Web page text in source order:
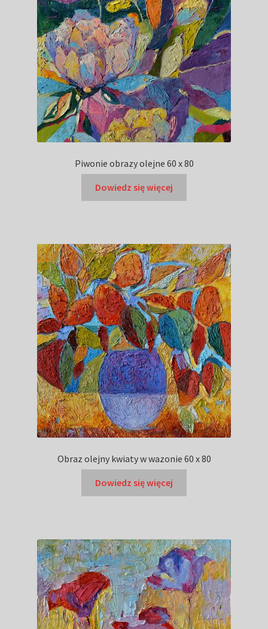
Piwonie obrazy olejne 60 x 80
Dowiedz się więcej
Obraz olejny kwiaty w wazonie 60 x 80
Dowiedz się więcej